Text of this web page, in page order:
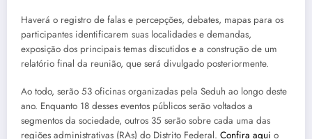
Haverá o registro de falas e percepções, debates, mapas para os
participantes identificarem suas localidades e demandas,
exposição dos principais temas discutidos e a construção de um
relatório final da reunião, que será divulgado posteriormente.
Ao todo, serão 53 oficinas organizadas pela Seduh ao longo deste
ano. Enquanto 18 desses eventos públicos serão voltados a
segmentos da sociedade, outros 35 serão sobre cada uma das
regiões administrativas (RAs) do Distrito Federal. Confira aqui o